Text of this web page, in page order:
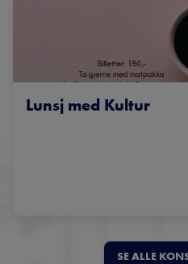
Lunsj med Kultur
SE ALLE